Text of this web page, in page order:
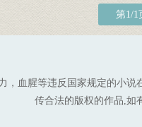
第1/1
，血腥等违反国家规定的小
传合法的版权的作品,如